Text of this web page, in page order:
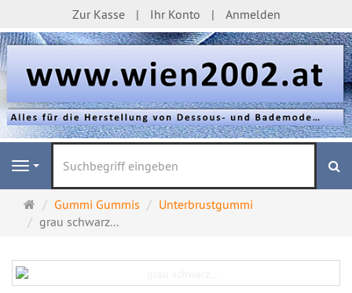
Zur Kasse Ihr Konto Anmelden
Navigation
Startseite
Gummi Gummis
Unterbrustgummi
grau schwarz...